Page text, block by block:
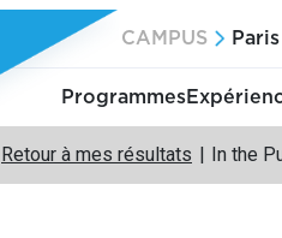
CAMPUS
Programmes
Retour à mes résultats In the